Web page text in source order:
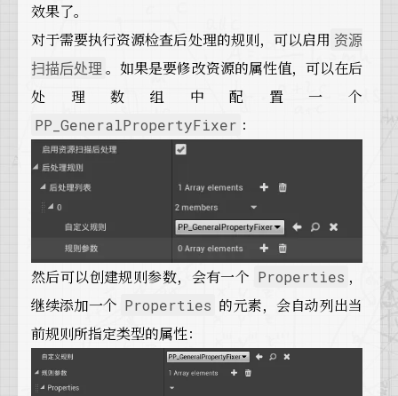
效果了。
对于需要执行资源检查后处理的规则，可以启用 资源
扫描后处理 。如果是要修改资源的属性值，可以在后
处理数组中配置一个
PP_GeneralPropertyFixer ：
然后可以创建规则参数，会有一个 Properties ，
继续添加一个 Properties 的元素，会自动列出当
前规则所指定类型的属性：